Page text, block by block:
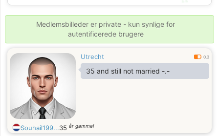
💕
Medlemsbilleder er private - kun synlige for
autentificerede brugere
Utrecht 0.3
35 and still not married -.-
Souhail199...35 år gammel